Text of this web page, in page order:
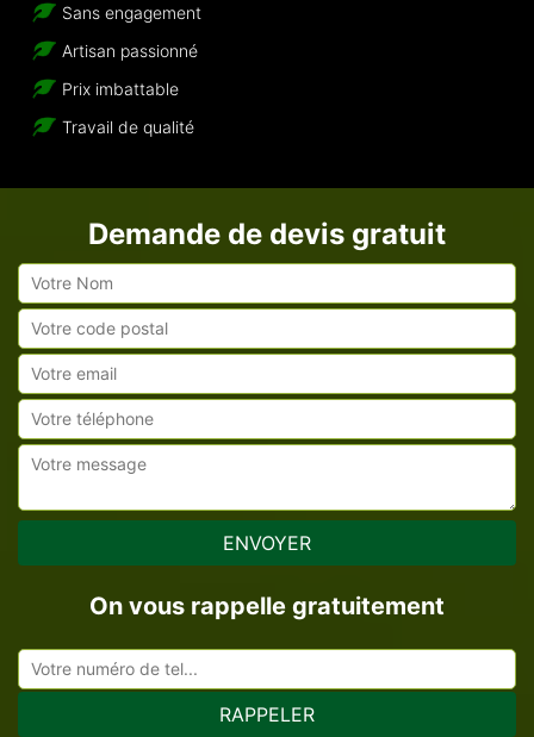
Sans engagement
Artisan passionné
Prix imbattable
Travail de qualité
Demande de devis gratuit
On vous rappelle gratuitement